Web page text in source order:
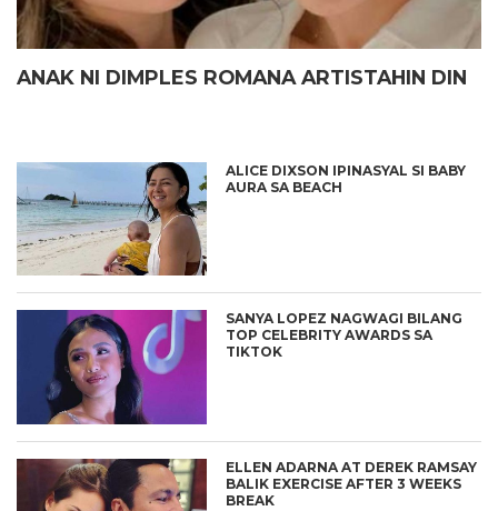
ANAK NI DIMPLES ROMANA ARTISTAHIN DIN
ALICE DIXSON IPINASYAL SI BABY
AURA SA BEACH
SANYA LOPEZ NAGWAGI BILANG
TOP CELEBRITY AWARDS SA
TIKTOK
ELLEN ADARNA AT DEREK RAMSAY
BALIK EXERCISE AFTER 3 WEEKS
BREAK